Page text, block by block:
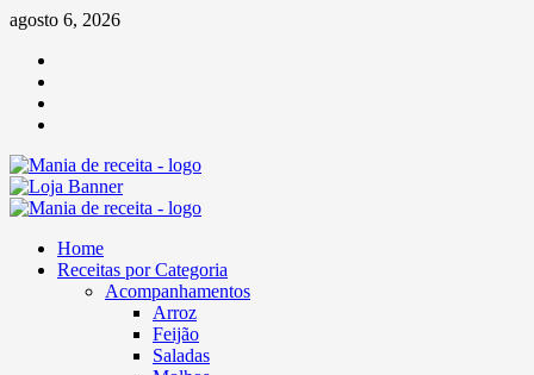
Skip
content
agosto 6, 2026
Primary
Home
Receitas por Categoria
Acompanhamentos
Arroz
Feijão
Saladas